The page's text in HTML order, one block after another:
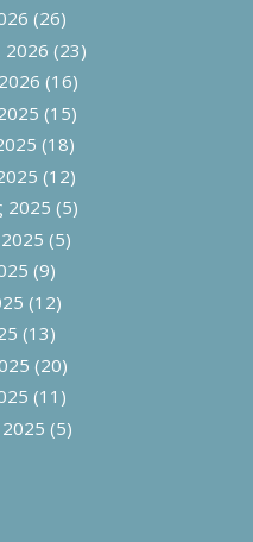
(26)
2026 (23)
(16)
(15)
(18)
(12)
2025 (5)
(5)
(9)
(12)
(13)
(20)
(11)
2025 (5)